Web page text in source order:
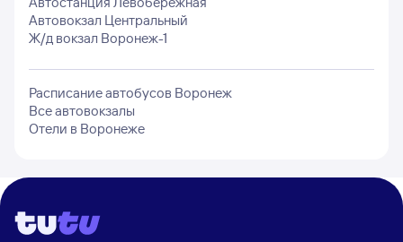
Автовокзал Центральный
Ж/д вокзал Воронеж-1
Расписание автобусов Воронеж
Все автовокзалы
Отели в Воронеже